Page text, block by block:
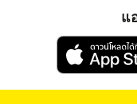
แ